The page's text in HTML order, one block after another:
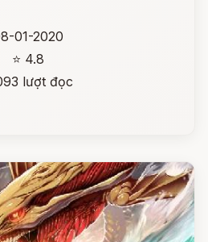
01-2020
⭐ 4.8
lượt đọc